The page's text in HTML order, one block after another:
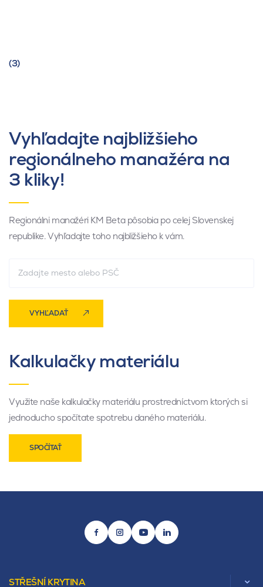
(3)
Vyhľadajte najbližšieho
regionálneho manažéra na
3 kliky!
Regionálni manažéri KM Beta pôsobia po celej Slovenskej
republike. Vyhľadajte toho najbližšieho k vám.
VYHĽADAŤ
Kalkulačky materiálu
Využite naše kalkulačky materiálu prostredníctvom ktorých si
jednoducho spočítate spotrebu daného materiálu.
SPOČÍTAŤ
STŘEŠNÍ KRYTINA